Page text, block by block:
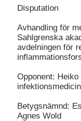
Disputation
Avhandling för
Sahlgrenska
avdelningen för
Opponent:
Betygsnämnd:
Agnes Wold